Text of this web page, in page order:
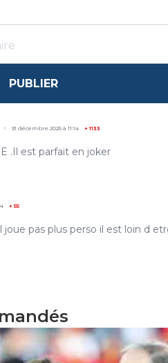
PUBLIER
31 décembre 2025 à 11:14 +1133
.Il est parfait en joker
+55
joue pas plus perso il est loin d